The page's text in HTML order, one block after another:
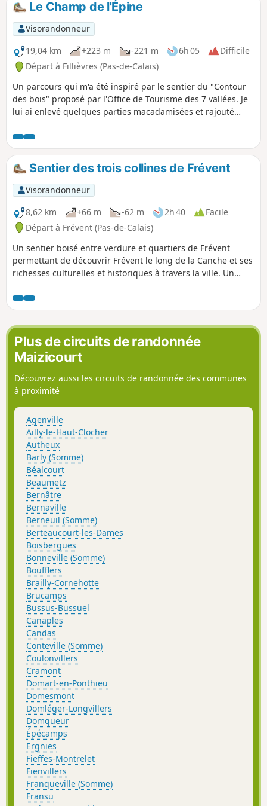
Le Champ de l'Épine
Visorandonneur
19,04 km
+223 m -221 m 6h 05
Difficile
Départ à Fillièvres (Pas-de-Calais)
Un parcours qui m'a été inspiré par le sentier du "Contour
des bois" proposé par l'Office de Tourisme des 7 vallées. Je
lui ai enlevé quelques parties macadamisées et rajouté
nature.
Sentier des trois collines de Frévent
Visorandonneur
8,62 km
+66 m -62 m 2h 40
Facile
Départ à Frévent (Pas-de-Calais)
Un sentier boisé entre verdure et quartiers de Frévent
permettant de découvrir Frévent le long de la Canche et ses
richesses culturelles et historiques à travers la ville. Un
Plus de circuits de randonnée
Maizicourt
Découvrez aussi les circuits de randonnée des communes
à proximité
Agenville
Ailly-le-Haut-Clocher
Autheux
Barly (Somme)
Béalcourt
Beaumetz
Bernâtre
Bernaville
Berneuil (Somme)
Berteaucourt-les-Dames
Boisbergues
Bonneville (Somme)
Boufflers
Brailly-Cornehotte
Brucamps
Bussus-Bussuel
Canaples
Candas
Conteville (Somme)
Coulonvillers
Cramont
Domart-en-Ponthieu
Domesmont
Domléger-Longvillers
Domqueur
Épécamps
Ergnies
Fieffes-Montrelet
Fienvillers
Franqueville (Somme)
Fransu